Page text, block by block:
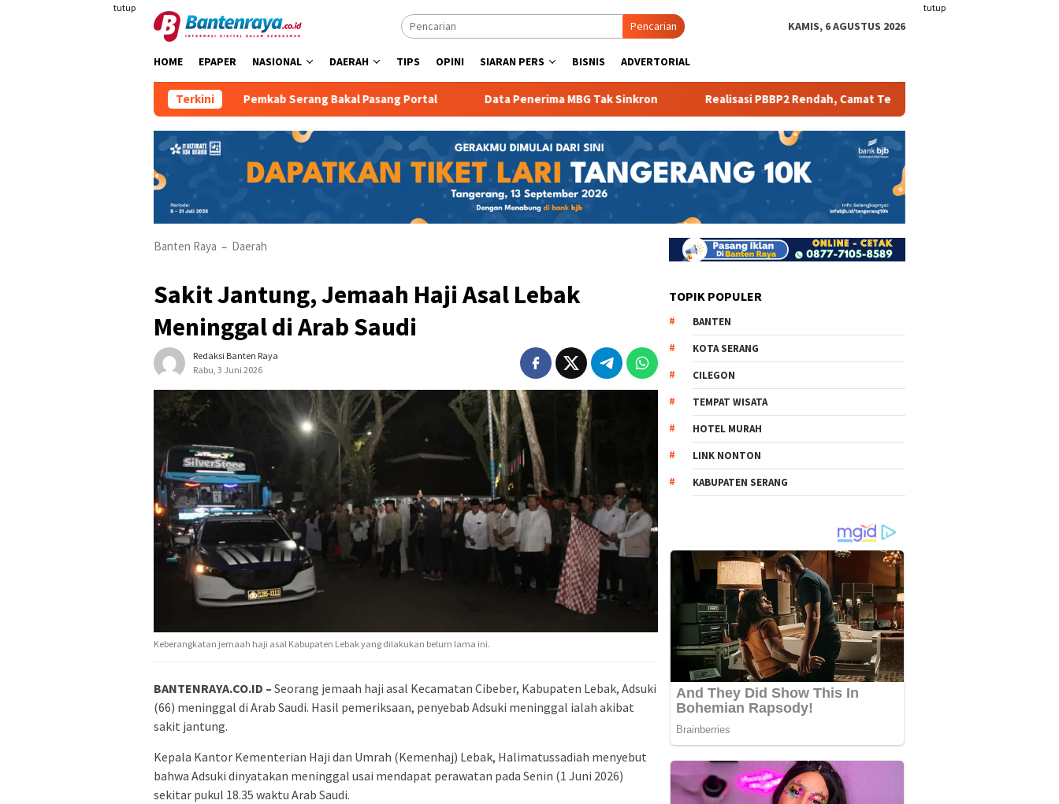
tutup tutup
Pencarian KAMIS, 6 AGUSTUS 2026
HOME EPAPER NASIONAL DAERAH TIPS OPINI SIARAN PERS BISNIS ADVERTORIAL
Terkini
Pemkab Serang Bakal Pasang Portal Data Penerima MBG Tak Sinkron Realisasi PBBP2 Rendah, Camat Terancam Dievaluasi
Banten Raya – Daerah
Sakit Jantung, Jemaah Haji Asal Lebak
Meninggal di Arab Saudi
Redaksi Banten Raya
Rabu, 3 Juni 2026
Keberangkatan jemaah haji asal Kabupaten Lebak yang dilakukan belum lama ini.
BANTENRAYA.CO.ID – Seorang jemaah haji asal Kecamatan Cibeber, Kabupaten Lebak, Adsuki
(66) meninggal di Arab Saudi. Hasil pemeriksaan, penyebab Adsuki meninggal ialah akibat
sakit jantung.
Kepala Kantor Kementerian Haji dan Umrah (Kemenhaj) Lebak, Halimatussadiah menyebut
bahwa Adsuki dinyatakan meninggal usai mendapat perawatan pada Senin (1 Juni 2026)
sekitar pukul 18.35 waktu Arab Saudi.
TOPIK POPULER
BANTEN
KOTA SERANG
CILEGON
TEMPAT WISATA
HOTEL MURAH
LINK NONTON
KABUPATEN SERANG